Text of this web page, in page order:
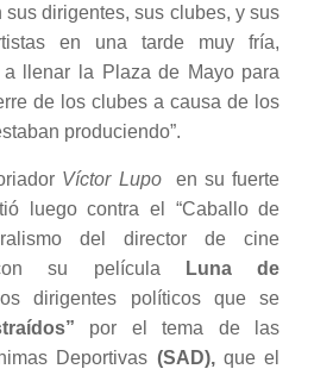
dirigentes, sus clubes, y sus
en una tarde muy fría,
llenar la Plaza de Mayo para
de los clubes a causa de los
produciendo”.
Víctor Lupoen su fuerte
luego contra el “Caballo de
del director de cine
su película
Luna de
dirigentes políticos que se
por el tema de las
Deportivas (SAD),que el